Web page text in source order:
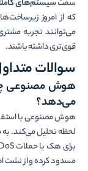
سمتسیستم‌های
که از امروز
می‌توانند تجربه
قوی‌تری داشته باشند.
سوالات
هوش مصنوعی
می‌دهد؟
هوش مصنوعی با
لحظه تحلیل می‌کند.
مسدود کرده و از نشت